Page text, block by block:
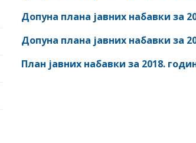
Допуна плана јавних набавки за
Допуна плана јавних набавки за
План јавних набавки за 2018.